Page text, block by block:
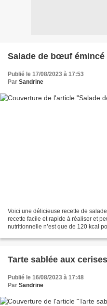
Salade de bœuf émincé
Publié le 17/08/2023 à 17:53
Par Sandrine
Voici une délicieuse recette de
recette facile et rapide à réaliser et
nutritionnelle n’est que de 120 kcal
Tarte sablée aux
Publié le 16/08/2023 à 17:48
Par Sandrine